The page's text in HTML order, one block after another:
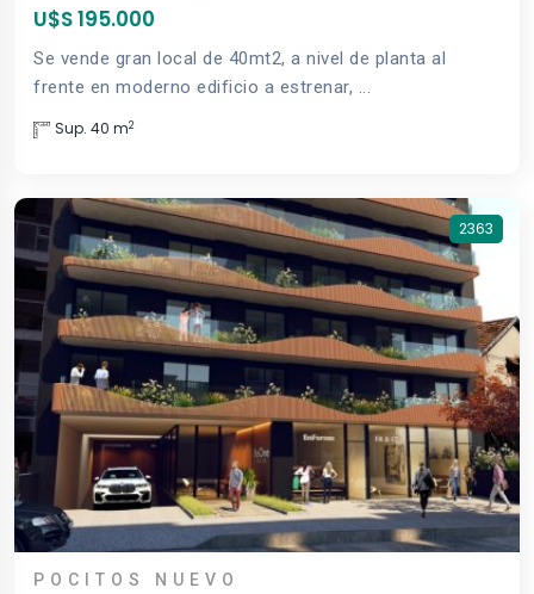
U$S 195.000
Se vende gran local de 40mt2, a nivel de planta al
frente en moderno edificio a estrenar, ...
Sup. 40 m2
2363
POCITOS NUEVO